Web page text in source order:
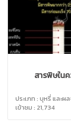
สารพิษใน
ประเภท : บุหรี่ และผ
เข้าชม : 21,734